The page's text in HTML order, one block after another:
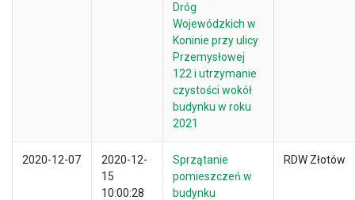
Dróg
Wojewódzkich w
Koninie przy ulicy
Przemysłowej
122 i utrzymanie
czystości wokół
budynku w roku
2021
2020-12-07
2020-12-
15
10:00:28
Sprzątanie
pomieszczeń w
budynku
RDW Złotów